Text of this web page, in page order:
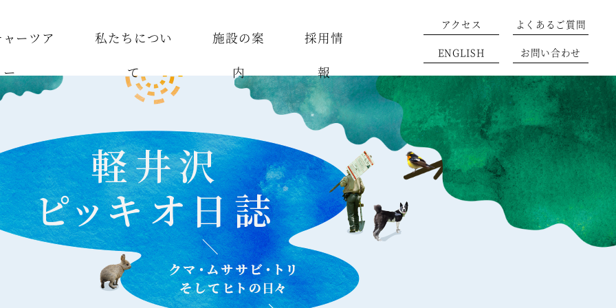
ーツア
ー
私たちについ
て
施設の案
内
採用情
報
アクセス よくあるご質問
ENGLISH お問い合わせ